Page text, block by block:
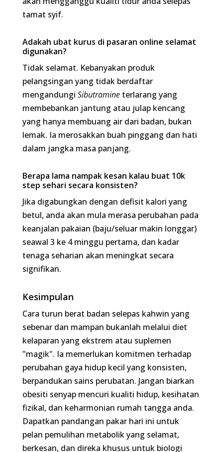
sehari secara konsisten?
Jika digabungkan dengan defisit kalori yang betul,
anda akan mula merasa perubahan pada
keanjalan pakaian (baju/seluar makin longgar)
seawal 3 ke 4 minggu pertama, dan kadar tenaga
seharian akan meningkat secara signifikan.
Kesimpulan
Cara turun berat badan selepas kahwin yang
sebenar dan mampan bukanlah melalui diet
Ia memerlukan komitmen terhadap perubahan
gaya hidup kecil yang konsisten, berpandukan
sains perubatan. Jangan biarkan obesiti senyap
mencuri kualiti hidup, kesihatan fizikal, dan
keharmonian rumah tangga anda. Dapatkan
pandangan pakar hari ini untuk pelan pemulihan
metabolik yang selamat, berkesan, dan direka
khusus untuk biologi lelaki.
Rujukan :
Kementerian Kesihatan Malaysia, Tinjauan Kebangsaan
Kesihatan dan Morbiditi (NHMS): NCDs – Kencing Manis, Darah
Tinggi, Kolesterol & Obesiti, 16-05-2024. Akses :
https://iku.gov.my/nhms-2023
CodeBlue, Obesity In Malaysia: A Public Health Crisis In The
Making, 12-08-2023. Akses :
https://codeblue.galencentre.org/2023/08/12/obesity-in-
malaysia-a-public-health-crisis/
Asian Journal of Andrology, Impact of obesity on male fertility,
sperm function and molecular composition, 25-01-2021. Akses :